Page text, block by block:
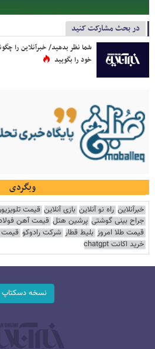
در بحث مشارکت کنید
شما نظر بدهید/ خبرآنلاین را
خود را بگویید
وبگردی
خبرآنلاین راه نو آنلاین بازی آنلاین قیمت
جراح بینی گوشتی پرشین هتل قیمت آهن فولاد
قیمت طلا امروز بلیط قطار شرکت رادوکو قیمت
خرید اکانت chatgpt
نسخه دسکتاپ